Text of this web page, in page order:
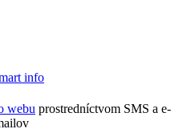
webu prostredníctvom SMS a e-